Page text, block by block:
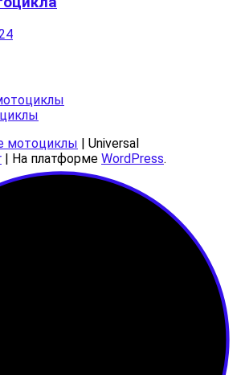
мотоциклы | Universal
| На платформе WordPress.